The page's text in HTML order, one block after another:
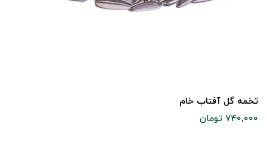
تخمه گل آفتاب خام
740,000 تومان